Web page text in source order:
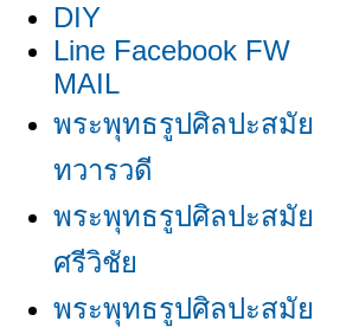
DIY
Line Facebook FW
MAIL
พระพุทธรูปศิลปะสมั
ทวารวดี
พระพุทธรูปศิลปะสมั
ศรีวิชั
พระพุทธรูปศิลปะสมั